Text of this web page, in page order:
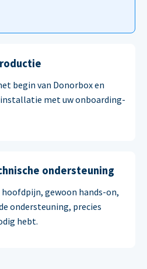
begin van Donorbox en
installatie met uw onboarding-
ondersteuning
hoofdpijn, gewoon hands-on,
ondersteuning, precies
hebt.